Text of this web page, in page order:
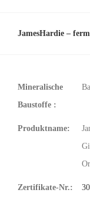
JamesHardie –
Mineralische
Baustoffe :
Produktname:
Zertifikate-Nr.: